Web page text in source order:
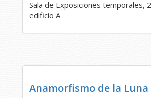
Sala de Exposiciones temporales,
edificio A
Anamorfismo de la Luna